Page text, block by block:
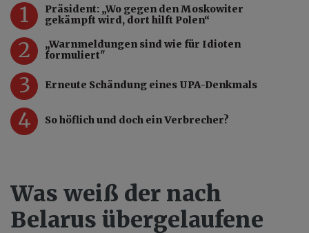
1
Präsident: „Wo gegen den Moskowiter
gekämpft wird, dort hilft Polen“
2
„Warnmeldungen sind wie für Idioten
formuliert"
3 Erneute Schändung eines UPA-Denkmals
4 So höflich und doch ein Verbrecher?
Was weiß der nach
Belarus übergelaufene